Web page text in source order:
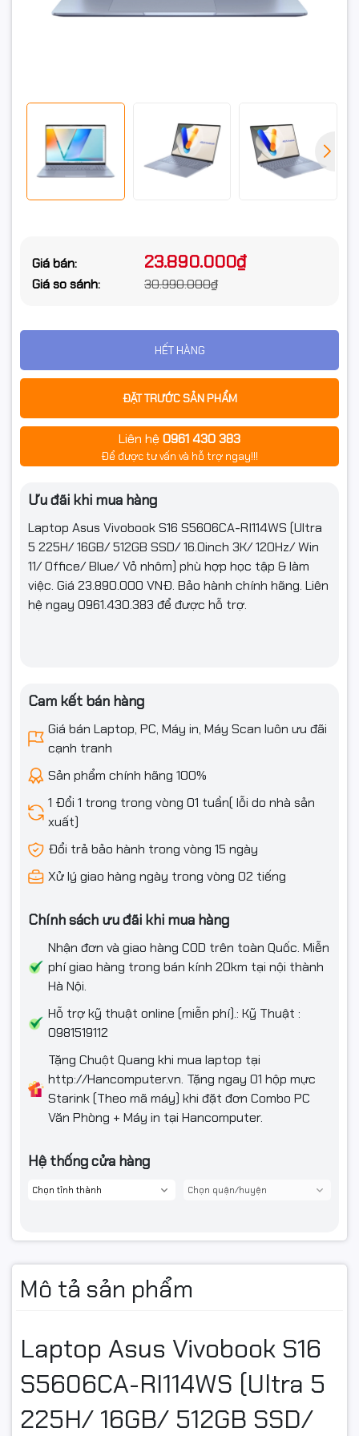
Giá bán: 23.890.000₫
Giá so sánh: 30.990.000₫
HẾT HÀNG
ĐẶT TRƯỚC SẢN PHẨM
Liên hệ 0961 430 383
Để được tư vấn và hỗ trợ ngay!!!
Ưu đãi khi mua hàng
Laptop Asus Vivobook S16 S5606CA-RI114WS (Ultra
5 225H/ 16GB/ 512GB SSD/ 16.0inch 3K/ 120Hz/ Win
11/ Office/ Blue/ Vỏ nhôm) phù hợp học tập & làm
việc. Giá 23.890.000 VNĐ. Bảo hành chính hãng. Liên
hệ ngay 0961.430.383 để được hỗ trợ.
Cam kết bán hàng
Giá bán Laptop, PC, Máy in, Máy Scan luôn ưu đãi
cạnh tranh
Sản phẩm chính hãng 100%
1 Đổi 1 trong trong vòng 01 tuần( lỗi do nhà sản
xuất)
Đổi trả bảo hành trong vòng 15 ngày
Xử lý giao hàng ngày trong vòng 02 tiếng
Chính sách ưu đãi khi mua hàng
Nhận đơn và giao hàng COD trên toàn Quốc. Miễn
phí giao hàng trong bán kính 20km tại nội thành
Hà Nội.
Hỗ trợ kỹ thuật online (miễn phí).: Kỹ Thuật :
0981519112
Tặng Chuột Quang khi mua laptop tại
http://Hancomputer.vn. Tặng ngay 01 hộp mực
Starink (Theo mã máy) khi đặt đơn Combo PC
Văn Phòng + Máy in tại Hancomputer.
Hệ thống cửa hàng
Mô tả sản phẩm
Laptop Asus Vivobook S16
S5606CA-RI114WS (Ultra 5
225H/ 16GB/ 512GB SSD/
Khe cắm ổ
Không
Card màn hình
Card đồ họa Intel Arc Graphics
Màn hình
3K (2880 x 1800) OLED 16:10 aspect ratio
Tần số quét
Công nghệ
màn hình
HDR True Black 600 chứng nhận VESA
Kết nối
Kết nối không
Wi-Fi + Bluetooth
Thông số
(Lan/Wireless)
Wi-Fi 7(802.11be) (Tri-band) 2x2 + Bluetooth® 5.4
Wireless Card
2x USB 3.2 Gen 1 Type-A (data speed up to 5Gbps)
2x Thunderbolt™ 4 with support for display /
Tính năng
Webcam
FHD camera with IR function to support Windows
Hello ; With privacy shutter
Đèn bàn phím Backlit Chiclet Keyboard 1-Zone RGB
Tính năng đặc
Phần mềm
Microsoft 365 Basic 1 year
Thông tin khác
Thông số pin
Kích thước 31.05 x 22.19 x 1.39 ~ 1.59 cm
Màu sắc Blue
Chất liệu Vỏ nhôm